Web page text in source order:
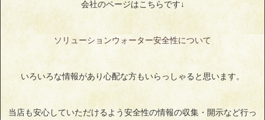
会社のページはこちらです↓
ソリューションウォーター安全性について
いろいろな情報があり心配な方もいらっしゃると思います。
当店も安心していただけるよう安全性の情報の収集・開示など行っ